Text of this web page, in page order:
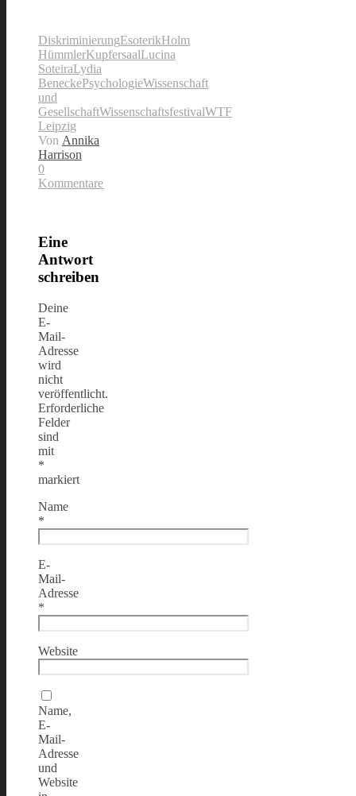
DiskriminierungEsoterikHolm
HümmlerKupfersaalLucina
SoteiraLydia
BeneckePsychologieWissenschaft
und
GesellschaftWissenschaftsfestivalWTF
Leipzig
Von Annika
Harrison
0
Kommentare
Eine
Antwort
schreiben
Deine
E-
Mail-
Adresse
wird
nicht
veröffentlicht.
Erforderliche
Felder
sind
mit
*
markiert
Name
*
E-
Mail-
Adresse
*
Website
Name,
E-
Mail-
Adresse
und
Website